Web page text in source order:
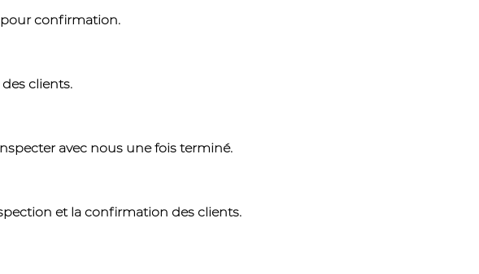
pour confirmation.
clients.
avec nous une fois terminé.
et la confirmation des clients.